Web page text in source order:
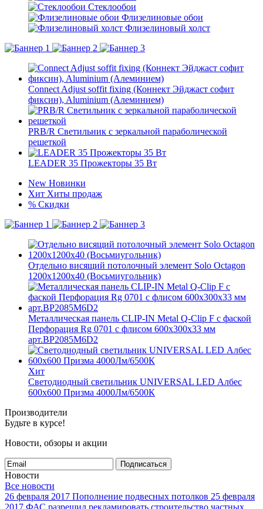
Стеклообои
Флизелиновые обои
Флизелиновый холст
Connect Adjust soffit fixing (Коннект Эйджаст софит
фиксин), Aluminium (Алеминием)
PRB/R Светильник с зеркальной параболической
решеткой
LEADER 35 Прожекторы 35 Вт
New Новинки
Хит Хиты продаж
% Скидки
Отдельно висящий потолочный элемент Solo Octagon
1200x1200x40 (Восьмиугольник)
Металлическая панель CLIP-IN Metal Q-Clip F с фаской
Перфорация Rg 0701 с флисом 600x300x33 мм
арт.BP2085M6D2
Хит
Светодиодный светильник UNIVERSAL LED Албес
600х600 Призма 4000Лм/6500К
Производители
Будьте в курсе!
Новости, обзоры и акции
Подписаться
Новости
Все новости
26 февраля 2017 Пополнение подвесных потолков 25 февраля
2017 ФАС разрешил рекламировать строительство частных